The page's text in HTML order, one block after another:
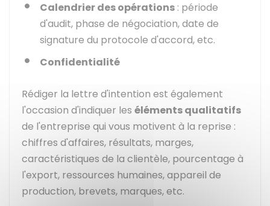
Calendrier des opérations : période
d'audit, phase de négociation, date de
signature du protocole d'accord, etc.
Confidentialité
Rédiger la lettre d'intention est également
l'occasion d'indiquer les éléments qualitatifs
de l'entreprise qui vous motivent à la reprise :
chiffres d'affaires, résultats, marges,
caractéristiques de la clientèle, pourcentage à
l'export, ressources humaines, appareil de
production, brevets, marques, etc.